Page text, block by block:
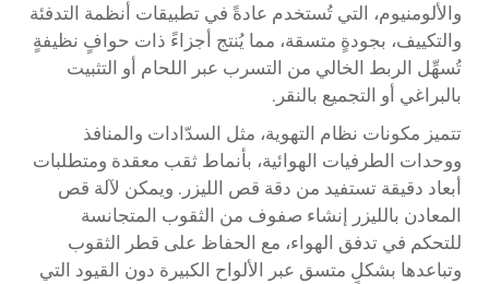
والألومنيوم، التي تُستخدم عادةً في تطبيقات أنظمة التدفئة
والتكييف، بجودةٍ متسقة، مما يُنتج أجزاءً ذات حوافٍ نظيفةٍ
تُسهِّل الربط الخالي من التسرب عبر اللحام أو التثبيت
بالبراغي أو التجميع بالنقر.
تتميز مكونات نظام التهوية، مثل السدّادات والمنافذ
ووحدات الطرفيات الهوائية، بأنماط ثقب معقدة ومتطلبات
أبعاد دقيقة تستفيد من دقة قص الليزر. ويمكن لآلة قص
المعادن بالليزر إنشاء صفوف من الثقوب المتجانسة
للتحكم في تدفق الهواء، مع الحفاظ على قطر الثقوب
وتباعدها بشكلٍ متسق عبر الألواح الكبيرة دون القيود التي